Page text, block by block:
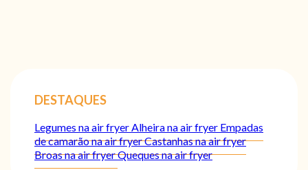
DESTAQUES
Legumes na air fryerAlheira na air fryer Empadas
de camarão na air fryerCastanhas na air fryer
Broas na air fryerQueques na air fryer